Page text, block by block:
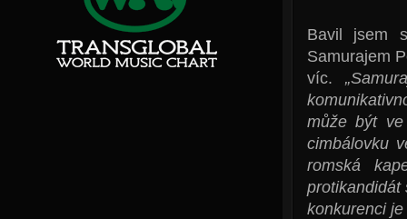
Bavil jsem
Samurajem
víc.
může být
cimbálovku
romská
protikandidát
konkurenci je